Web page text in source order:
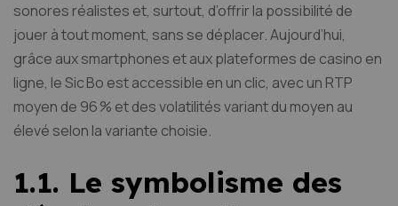
sonores réalistes et, surtout, d’offrir la possibilité de
jouer à tout moment, sans se déplacer. Aujourd’hui,
grâce aux smartphones et aux plateformes de casino en
ligne, le Sic Bo est accessible en un clic, avec un RTP
moyen de 96 % et des volatilités variant du moyen au
élevé selon la variante choisie.
1.1. Le symbolisme des